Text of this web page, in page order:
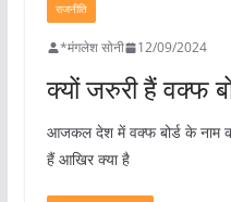
राजनीति
*मंगलेश सोनी 12/09/2024
क्यों जरुरी हैं वक्फ
आजकल देश में वक्फ बोर्ड के नाम
हैं आखिर क्या है